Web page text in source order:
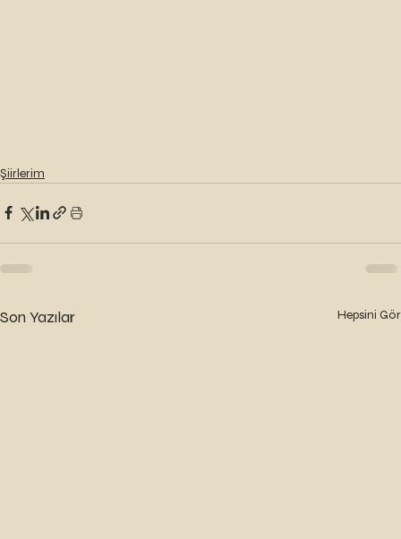
Şiirlerim
Son Yazılar Hepsini Gör